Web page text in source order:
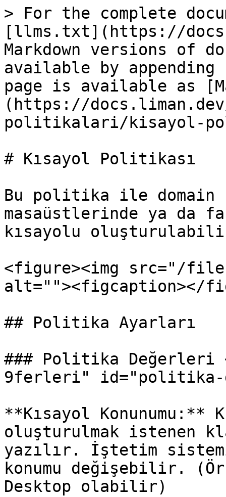
> For the complete
[llms.txt](https://
Markdown versions of
available by
page is available as
(https://
politikalari/kisayol-
# Kısayol Politikası
Bu politika ile domain
masaüstlerinde ya da
kısayolu
<figure><img src="/files/
alt=""><figcaption></
## Politika Ayarları
### Politika Değerleri
9ferleri" id="politika-
**Kısayol Konunumu:**
oluşturulmak istenen
yazılır. İştetim
konumu değişebilir.
Desktop olabilir)